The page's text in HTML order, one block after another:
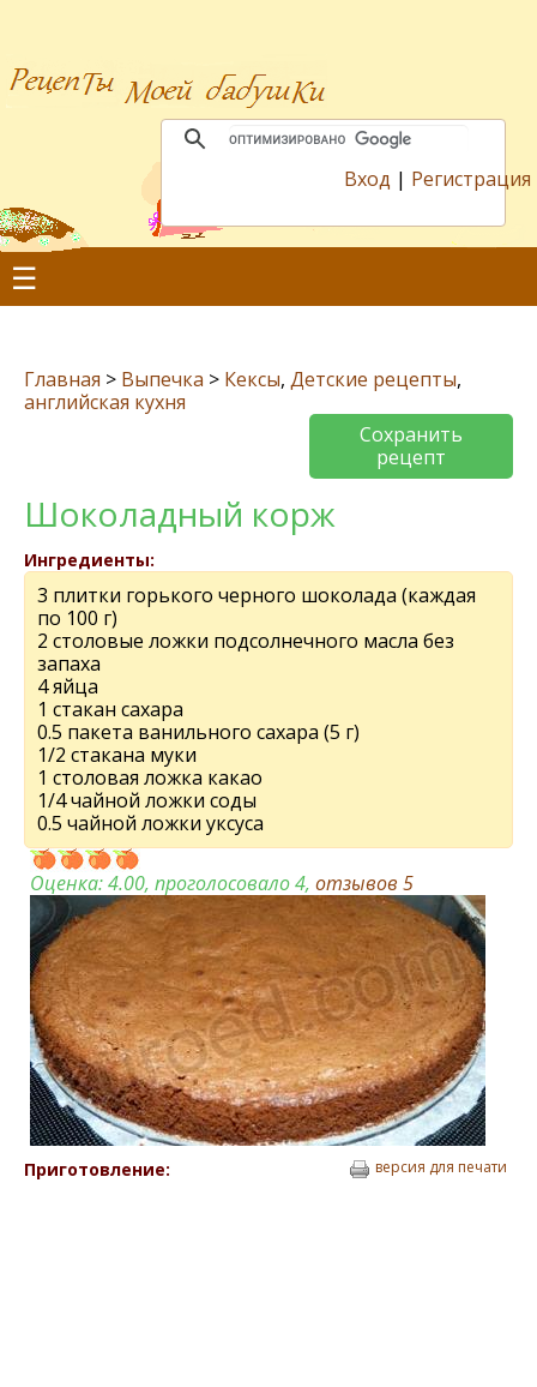
Вход | Регистрация
☰
Главная > Выпечка > Кексы, Детские рецепты,
английская кухня
Сохранить
рецепт
Шоколадный корж
Ингредиенты:
3 плитки горького черного шоколада (каждая
по 100 г)
2 столовые ложки подсолнечного масла без
запаха
4 яйца
1 стакан сахара
0.5 пакета ванильного сахара (5 г)
1/2 стакана муки
1 столовая ложка какао
1/4 чайной ложки соды
0.5 чайной ложки уксуса
Оценка:4.00, проголосовало 4, отзывов 5
Приготовление: версия для печати